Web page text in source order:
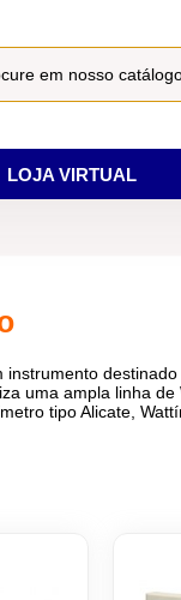
LOJA VIRTUAL
instrumento
uma ampla linha
tipo Alicate,